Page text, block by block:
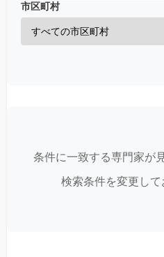
市区町村
条件に一致する専門家が
検索条件を変更して